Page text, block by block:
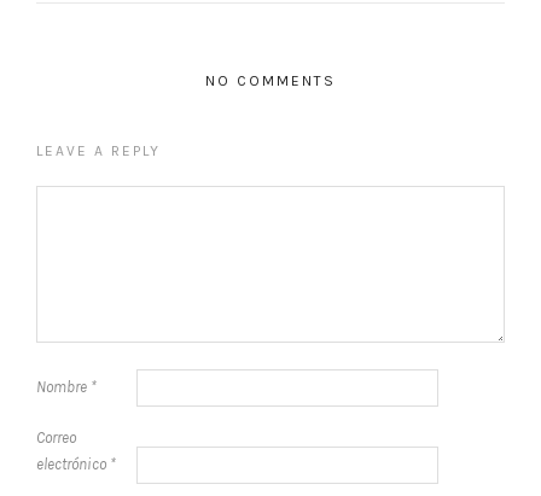
NO COMMENTS
LEAVE A REPLY
Nombre *
Correo
electrónico *